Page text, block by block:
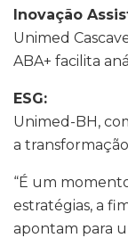
Inovação
Unimed
ABA+ facilita
ESG:
Unimed-BH,
a
“É um
estratégias, a
apontam para